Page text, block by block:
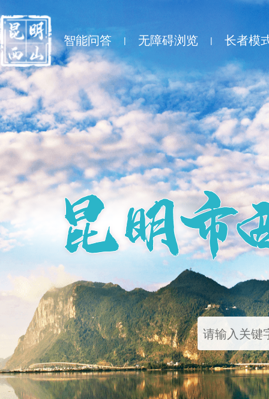
智能问答 | 无障碍浏览 | 长者模